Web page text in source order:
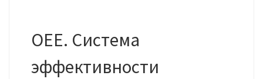
OEE. Система
эффективности